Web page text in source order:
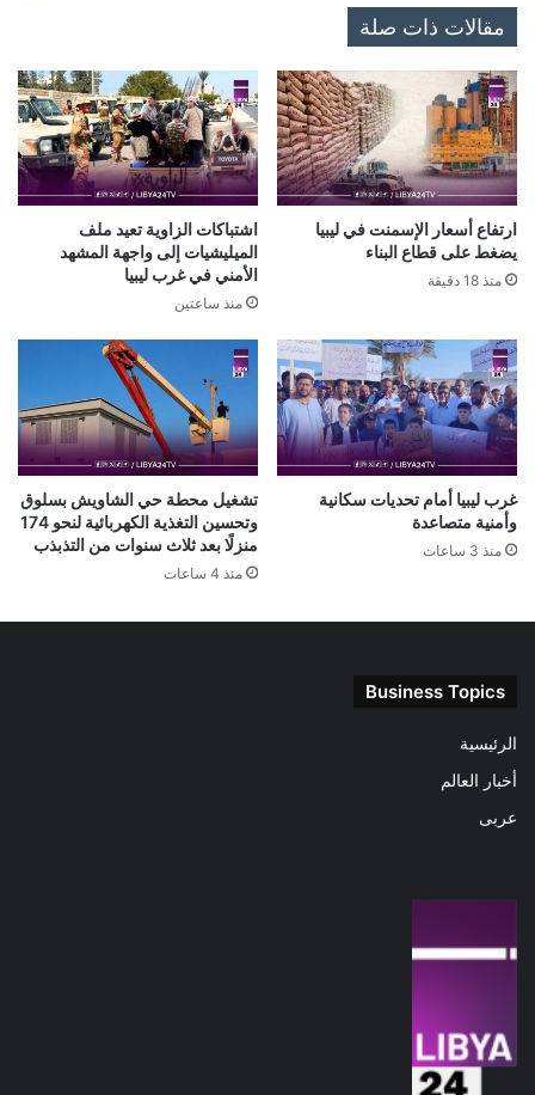
مقالات ذات صلة
ارتفاع أسعار الإسمنت في ليبيا
يضغط على قطاع البناء
منذ 18 دقيقة
اشتباكات الزاوية تعيد ملف
الميليشيات إلى واجهة المشهد
الأمني في غرب ليبيا
منذ ساعتين
غرب ليبيا أمام تحديات سكانية
وأمنية متصاعدة
منذ 3 ساعات
تشغيل محطة حي الشاويش بسلوق
وتحسين التغذية الكهربائية لنحو 174
منزلًا بعد ثلاث سنوات من التذبذب
منذ 4 ساعات
Business Topics
الرئيسية
أخبار العالم
عربى